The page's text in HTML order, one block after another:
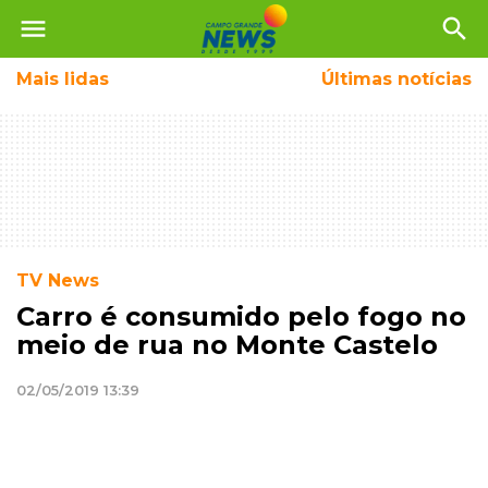
menu search
Mais lidas Últimas notícias
TV News
Carro é consumido pelo fogo no
meio de rua no Monte Castelo
02/05/2019 13:39